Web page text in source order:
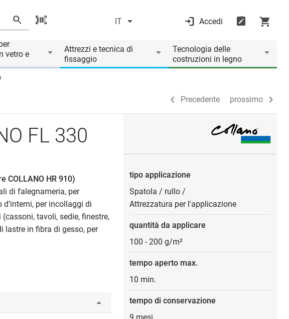
IT Accedi
vetro e
Attrezzi e tecnica di
fissaggio
Tecnologia delle
costruzioni in legno
Precedente prossimo
Precedente prossimo
FL 330
COLLANO HR 910)
di falegnameria, per
per incollaggi di
tavoli, sedie, finestre,
lastre in fibra di gesso, per
tipo applicazione
Spatola / rullo /
Attrezzatura per l'applicazione
quantità da applicare
100 - 200 g/m²
tempo aperto max.
10 min.
tempo di conservazione